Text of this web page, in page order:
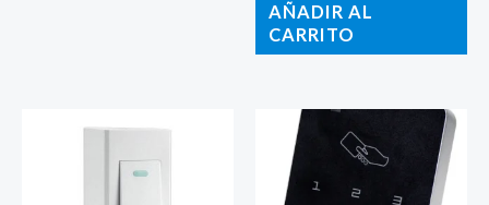
AÑADIR AL
CARRITO